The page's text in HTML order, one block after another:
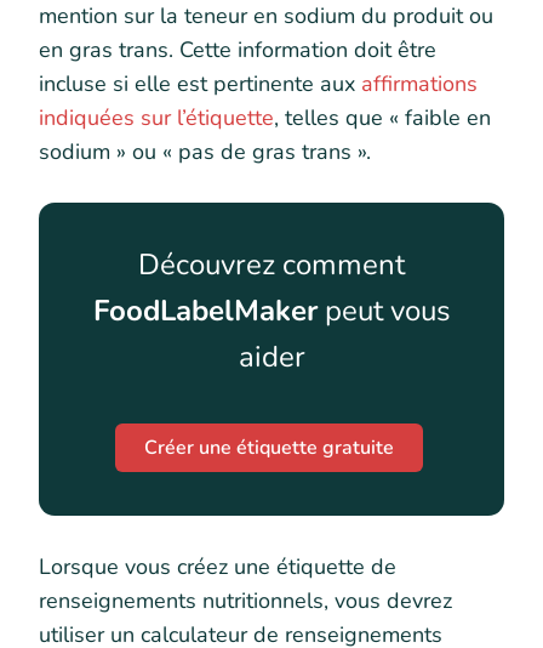
mention sur la teneur en sodium du produit ou
en gras trans. Cette information doit être
incluse si elle est pertinente aux affirmations
indiquées sur l’étiquette, telles que « faible en
sodium » ou « pas de gras trans ».
Découvrez comment
FoodLabelMakerpeut vous
aider
Créer une étiquette gratuite
Lorsque vous créez une étiquette de
renseignements nutritionnels, vous devrez
utiliser un calculateur de renseignements